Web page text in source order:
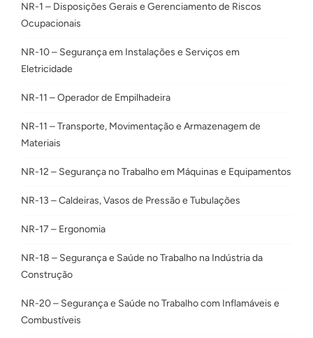
NR-1 – Disposições Gerais e Gerenciamento de Riscos
Ocupacionais
NR-10 – Segurança em Instalações e Serviços em
Eletricidade
NR-11 – Operador de Empilhadeira
NR-11 – Transporte, Movimentação e Armazenagem de
Materiais
NR-12 – Segurança no Trabalho em Máquinas e Equipamentos
NR-13 – Caldeiras, Vasos de Pressão e Tubulações
NR-17 – Ergonomia
NR-18 – Segurança e Saúde no Trabalho na Indústria da
Construção
NR-20 – Segurança e Saúde no Trabalho com Inflamáveis e
Combustíveis